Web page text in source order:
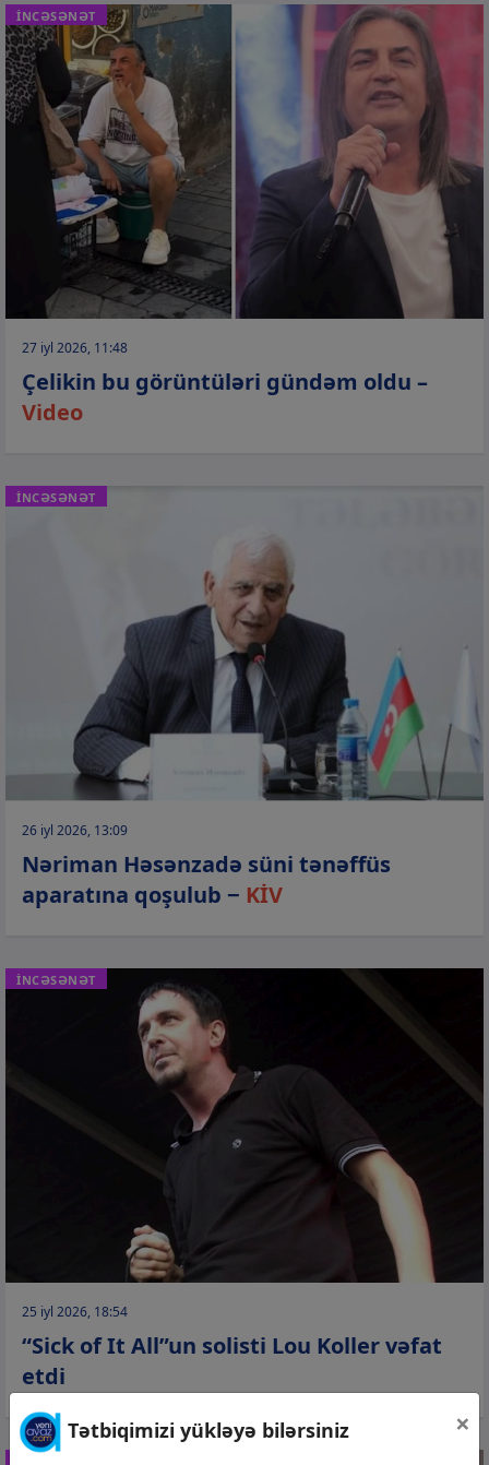
İNCƏSƏNƏT
27 iyl 2026, 11:48
Çelikin bu görüntüləri gündəm oldu –
Video
İNCƏSƏNƏT
26 iyl 2026, 13:09
Nəriman Həsənzadə süni tənəffüs
aparatına qoşulub − KİV
İNCƏSƏNƏT
25 iyl 2026, 18:54
“Sick of It All”un solisti Lou Koller vəfat
etdi
Tətbiqimizi yükləyə bilərsiniz ×